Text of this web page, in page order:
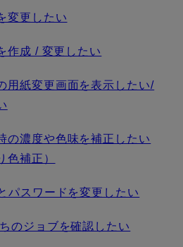
変更したい
作成 / 変更したい
用紙変更画面を表示したい/
の濃度や色味を補正したい
色補正）
パスワードを変更したい
のジョブを確認したい